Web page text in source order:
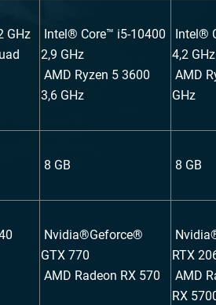
GHz
Intel® Core™ i5-10400
2,9 GHz
AMD Ryzen 5 3600
3,6 GHz
Intel®
4,2 GHz
AMD
GHz
8 GB 8 GB
Nvidia®Geforce®
GTX 770
AMD Radeon RX 570
RTX
AMD
RX